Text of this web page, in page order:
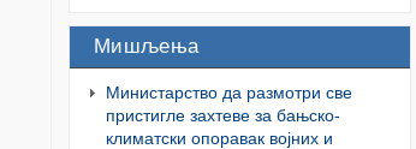
Мишљења
Министарство да размотри све
пристигле захтеве за бањско-
климатски опоравак војних и